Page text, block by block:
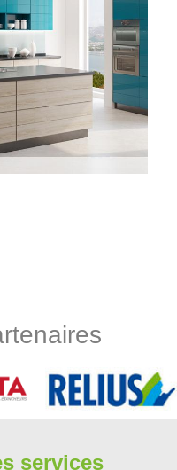
récemment d’un nouvel
rénovation. Avec
service gratuit de devis
services